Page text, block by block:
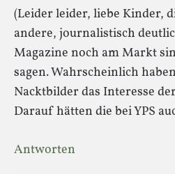
(Leider leider, liebe Kinder,
andere, journalistisch
Magazine noch am Markt
sagen. Wahrscheinlich
Nacktbilder das Interesse
Darauf hätten die bei YPS
Antworten